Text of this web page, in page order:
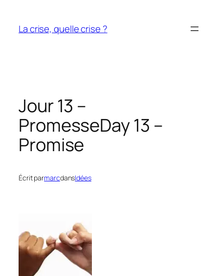
contenu
La crise, quelle crise ?
Jour 13 –
PromesseDay 13 –
Promise
Écrit parmarcdansIdées